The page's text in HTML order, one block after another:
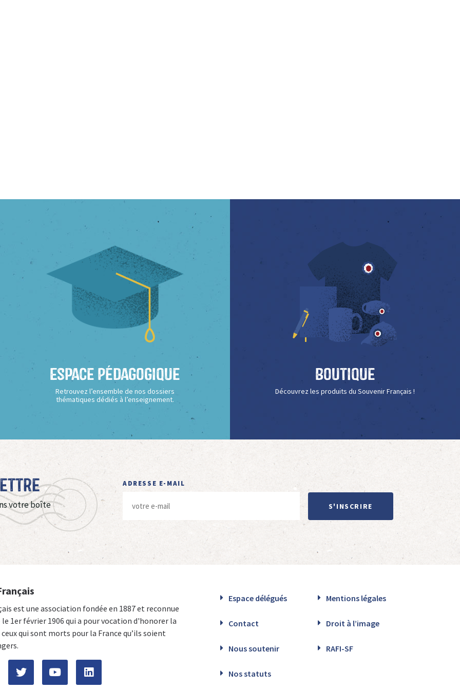
Espace Pédagogique
Retrouvez l’ensemble de nos dossiers
thématiques dédiés à l’enseignement.
Boutique
Découvrez les produits du Souvenir Français !
votre boîte
ADRESSE E-MAIL
S'INSCRIRE
est une association fondée en 1887 et reconnue
1er février 1906 qui a pour vocation d'honorer la
qui sont morts pour la France qu’ils soient
Espace délégués Mentions légales
Contact Droit à l’image
Nous soutenir RAFI-SF
Nos statuts